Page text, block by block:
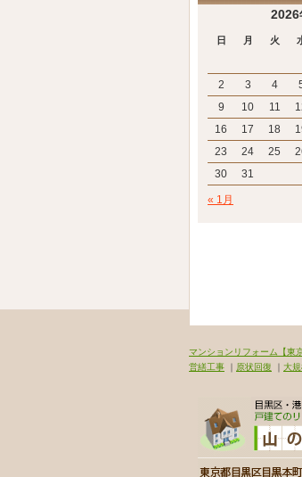
2026
日 月 火
« 1月
2
3 4
9
10 11
16
17 18
23
24 25
30
31
マンションリフォーム【東
営繕工事 ｜ 原状回復 ｜ 大